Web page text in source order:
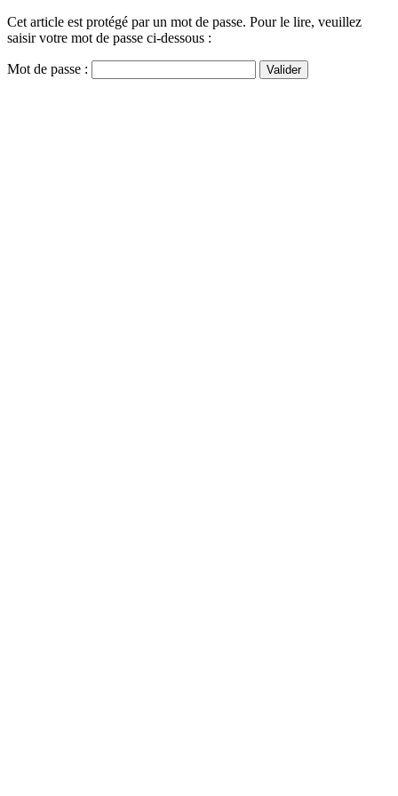
Cet article est protégé par un mot de passe. Pour le lire, veuillez
saisir votre mot de passe ci-dessous :
Mot de passe :